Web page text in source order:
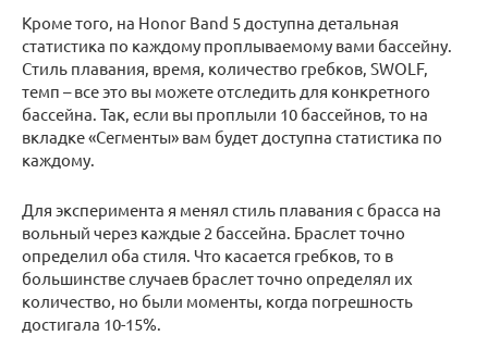
Кроме того, на Honor Band 5 доступна детальная
статистика по каждому проплываемому вами бассейну.
Стиль плавания, время, количество гребков, SWOLF,
темп – все это вы можете отследить для конкретного
бассейна. Так, если вы проплыли 10 бассейнов, то на
вкладке «Сегменты» вам будет доступна статистика по
каждому.
Для эксперимента я менял стиль плавания с брасса на
вольный через каждые 2 бассейна. Браслет точно
определил оба стиля. Что касается гребков, то в
большинстве случаев браслет точно определял их
количество, но были моменты, когда погрешность
достигала 10-15%.